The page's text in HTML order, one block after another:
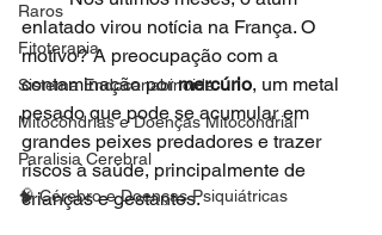
Raros
Fitoterapia
Sistema Endocanabinoide
Mitocôndrias e Doenças Mitocondrial
Paralisia Cerebral
🧠 Cérebro e Doenças Psiquiátricas
enlatado virou notícia na França. O
motivo? A preocupação com a
contaminação por mercúrio, um metal
pesado que pode se acumular em
grandes peixes predadores e trazer
riscos à saúde, principalmente de
crianças e gestantes.